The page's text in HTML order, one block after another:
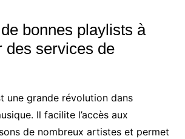
bonnes playlists à
des services de
une grande révolution dans
Il facilite l’accès aux
de nombreux artistes et permet